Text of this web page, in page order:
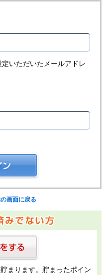
いただいたメールアドレ
画面に戻る
まります。貯まったポイン